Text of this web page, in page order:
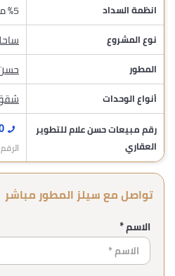
انظمة السداد %5 مقدم , 8 سنوات تقسيط
نوع المشروع
المطور حسن
أنواع الوحدات
رقم مبيعات حسن علام للتطوير
العقاري
01118183030
تواصل مع سيلز المطور مباشر
الاسم *